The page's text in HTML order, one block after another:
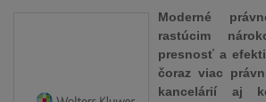
Moderné
rastúcim
presnosť a
čoraz viac
kancelárií aj